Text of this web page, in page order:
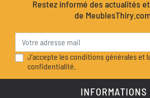
Restez informé des actualités
de
J'accepte les conditions générales et
confidentialité.
INFORMATIONS